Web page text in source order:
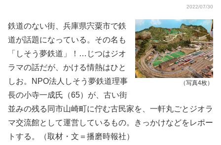
2022/07/30
（写真4枚）
鉄道のない街、兵庫県宍粟市で鉄
道が話題になっている。その名も
「しそう夢鉄道」！…じつはジオ
ラマの話だが、かける情熱はひと
しお。NPO法人しそう夢鉄道理事
長の小寺一成氏（65）が、古い街
並みの残る同市山崎町に佇む古民家を、一軒丸ごとジオラ
マ交流館として運営しているもの。きっかけなどをレポー
トする。（取材・文＝播磨時報社）